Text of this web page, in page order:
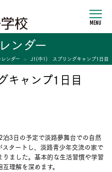
MENU
ンダー
ンダー J1(中1) スプリングキャンプ1日目
ャンプ1日目
3日の予定で淡路夢舞台での自然
タートし、淡路青少年交流の家で
ました。基本的な生活習慣や学習
理解を深めます。